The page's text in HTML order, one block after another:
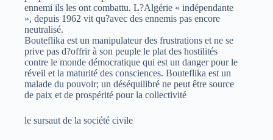
ennemi ils les ont combattu. L?Algérie « indépendante
», depuis 1962 vit qu?avec des ennemis pas encore
neutralisé.
Bouteflika est un manipulateur des frustrations et ne se
prive pas d?offrir à son peuple le plat des hostilités
contre le monde démocratique qui est un danger pour le
réveil et la maturité des consciences. Bouteflika est un
malade du pouvoir; un déséquilibré ne peut être source
de paix et de prospérité pour la collectivité
le sursaut de la société civile